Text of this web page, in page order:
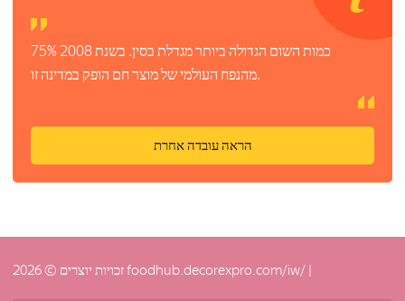
כמות השום הגדולה ביותר מגדלת בסין. בשנת 2008 75%
מהנפח העולמי של מוצר חם הופק במדינה זו.
הראה עובדה אחרת
זכויות יוצרים © 2026 foodhub.decorexpro.com/iw/ |